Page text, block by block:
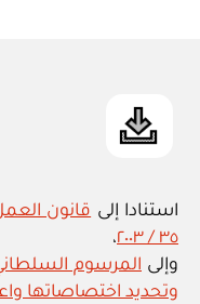
استنادا إلى قانون
٣٥ / ٢٠٠٣
،
وإلى
وتحديد اختصاصاتها